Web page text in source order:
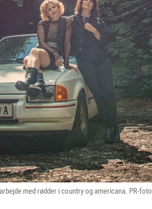
med rødder i country og americana. PR-foto